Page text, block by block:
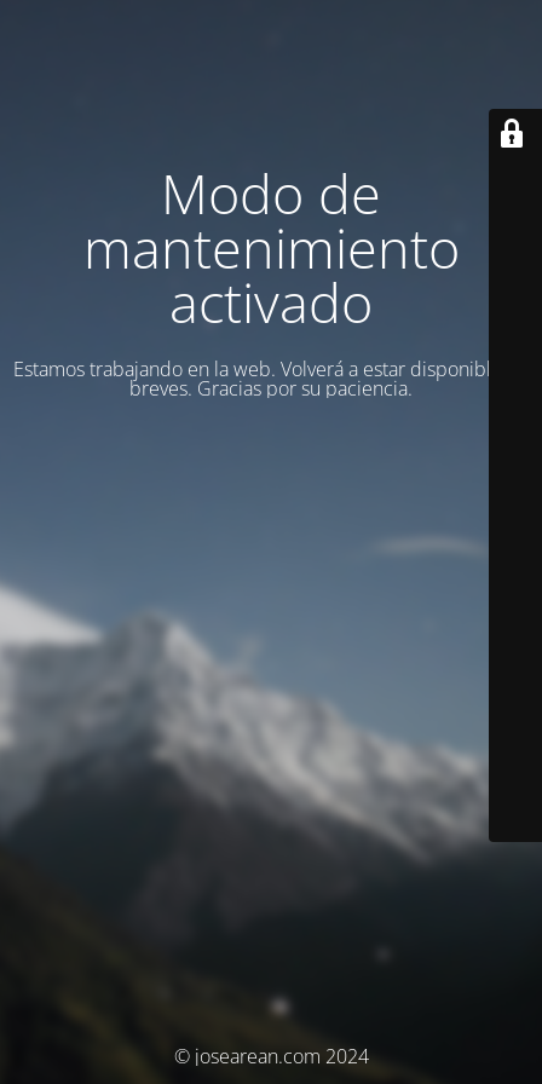
Modo de
mantenimiento
activado
Estamos trabajando en la web. Volverá a estar disponible en
breves. Gracias por su paciencia.
© josearean.com 2024